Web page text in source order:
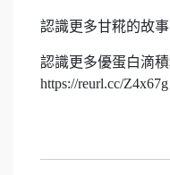
認識更多甘糀的故事
認識更多優蛋白滴積
https://reurl.cc/Z4x67g